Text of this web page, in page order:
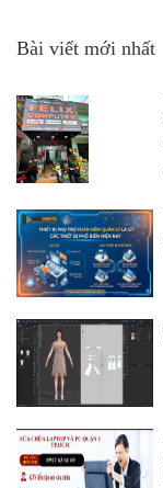
Bài viết mới nhất